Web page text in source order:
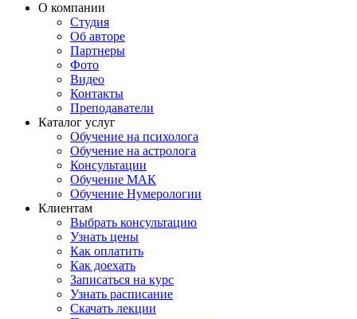
О компании
Студия
Об авторе
Партнеры
Фото
Видео
Контакты
Преподаватели
Каталог услуг
Обучение на психолога
Обучение на астролога
Консультации
Обучение МАК
Обучение Нумерологии
Клиентам
Выбрать консультацию
Узнать цены
Как оплатить
Как доехать
Записаться на курс
Узнать расписание
Скачать лекции